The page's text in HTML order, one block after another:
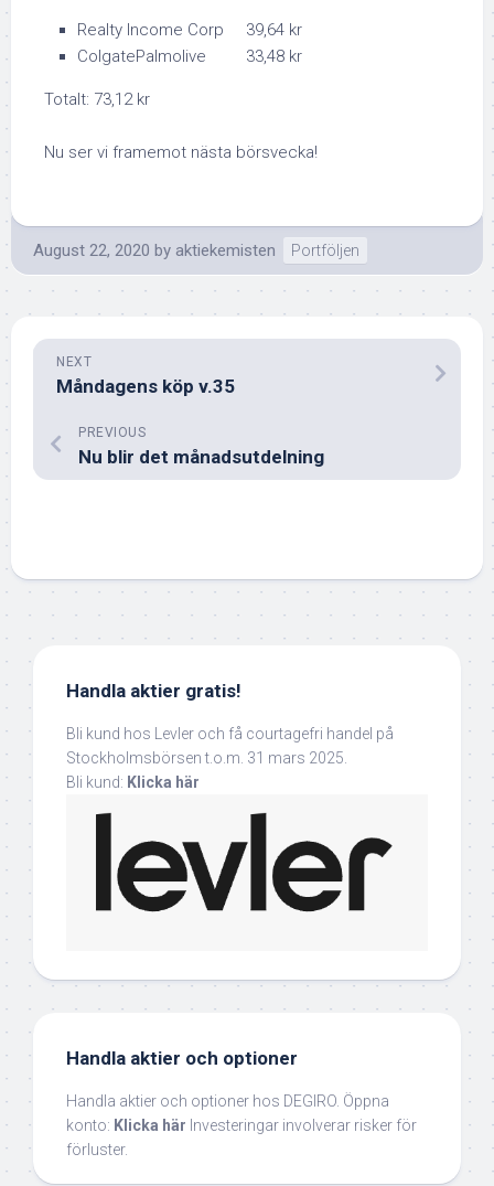
Realty Income Corp 39,64 kr
ColgatePalmolive 33,48 kr
Totalt: 73,12 kr
Nu ser vi framemot nästa börsvecka!
August 22, 2020 by aktiekemisten Portföljen
NEXT
Måndagens köp v.35
PREVIOUS
Nu blir det månadsutdelning
Handla aktier gratis!
Bli kund hos Levler och få courtagefri handel på
Stockholmsbörsen t.o.m. 31 mars 2025.
Bli kund: Klicka här
Handla aktier och optioner
Handla aktier och optioner hos DEGIRO. Öppna
konto: Klicka här Investeringar involverar risker för
förluster.